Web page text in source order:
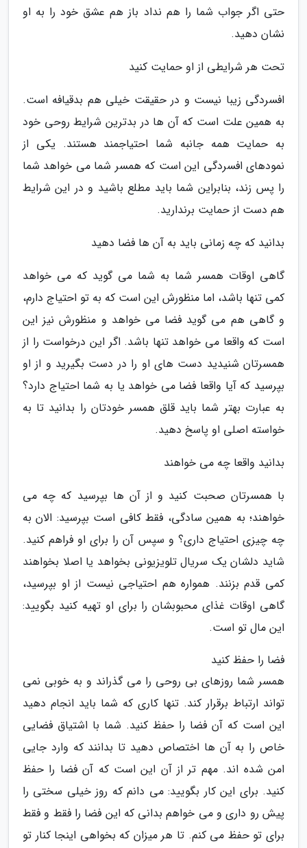
حتی اگر جواب شما را هم نداد باز هم عشق خود را به او
نشان دهید.
تحت هر شرایطی از او حمایت کنید
افسردگی زیبا نیست و در حقیقت خیلی هم بدقیافه است.
به همین علت است که آن ها در بدترین شرایط روحی خود
به حمایت همه جانبه شما احتیاجمند هستند. یکی از
نمودهای افسردگی این است که همسر شما می خواهد شما
را پس زند، بنابراین شما باید مطلع باشید و در این شرایط
هم دست از حمایت برندارید.
بدانید که چه زمانی باید به آن ها فضا دهید
گاهی اوقات همسر شما به شما می گوید که می خواهد
کمی تنها باشد، اما منظورش این است که به تو احتیاج دارم،
و گاهی هم می گوید فضا می خواهد و منظورش نیز این
است که واقعا می خواهد تنها باشد. اگر این درخواست را از
همسرتان شنیدید دست های او را در دست بگیرید و از او
بپرسید که آیا واقعا فضا می خواهد یا به شما احتیاج دارد؟
به عبارت بهتر شما باید قلق همسر خودتان را بدانید تا به
خواسته اصلی او پاسخ دهید.
بدانید واقعا چه می خواهند
با همسرتان صحبت کنید و از آن ها بپرسید که چه می
خواهند؛ به همین سادگی، فقط کافی است بپرسید: الان به
چه چیزی احتیاج داری؟ و سپس آن را برای او فراهم کنید.
شاید دلشان یک سریال تلویزیونی بخواهد یا اصلا بخواهند
کمی قدم بزنند. همواره هم احتیاجی نیست از او بپرسید،
گاهی اوقات غذای محبوبشان را برای او تهیه کنید بگویید:
این مال تو است.
فضا را حفظ کنید
همسر شما روزهای بی روحی را می گذراند و به خوبی نمی
تواند ارتباط برقرار کند. تنها کاری که شما باید انجام دهید
این است که آن فضا را حفظ کنید. شما با اشتیاق فضایی
خاص را به آن ها اختصاص دهید تا بدانند که وارد جایی
امن شده اند. مهم تر از آن این است که آن فضا را حفظ
کنید. برای این کار بگویید: می دانم که روز خیلی سختی را
پیش رو داری و می خواهم بدانی که این فضا را فقط و فقط
برای تو حفظ می کنم. تا هر میزان که بخواهی اینجا کنار تو